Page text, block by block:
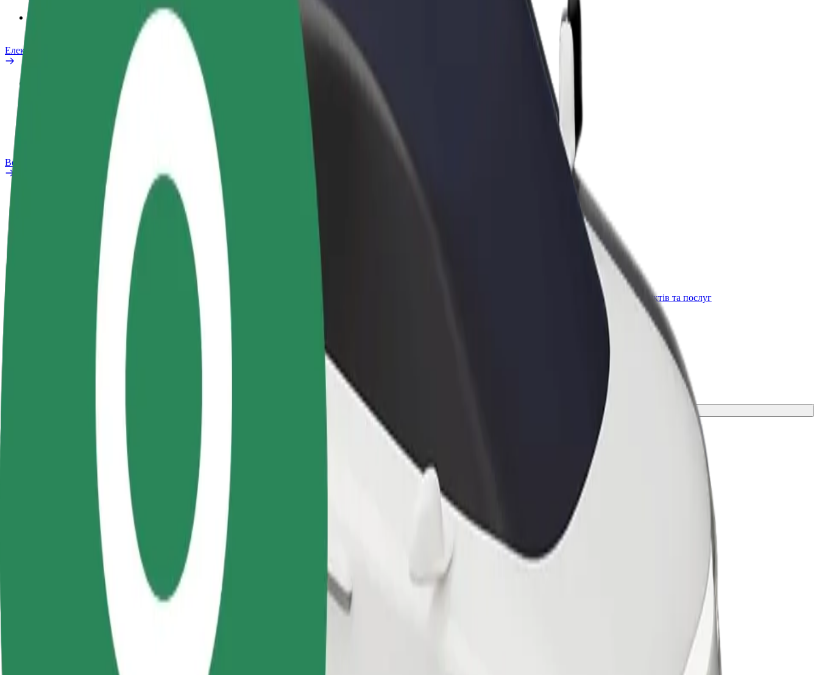
Bolt Food для корпоративних клієнтів
Електровелосипеди
Повідомити про проблему
Запитання та відповіді
Bolt Plus
Запитання та відповіді
Заробляйте гроші на
Стати кур'єром
Доставляйте їжу та отримуйте
виплати щотижня
Bolt for Business
Масштабування продуктів та послуг
Bolt для вашого бізнесу
Як дістатися за маршрутом Unirii Square – Untold
Хочеш дістатися за маршрутом "Unirii Square" – "Untold"? Ознайомся з нашими сервісами та знайди ідеальний спосіб пересування для своєї поїздки.
Завантажити застосунок
Зручність та комфорт — всього у декілька кліків!
Надійні поїздки на повсякденних авто середнього класу.
Орієнтовний час поїздки